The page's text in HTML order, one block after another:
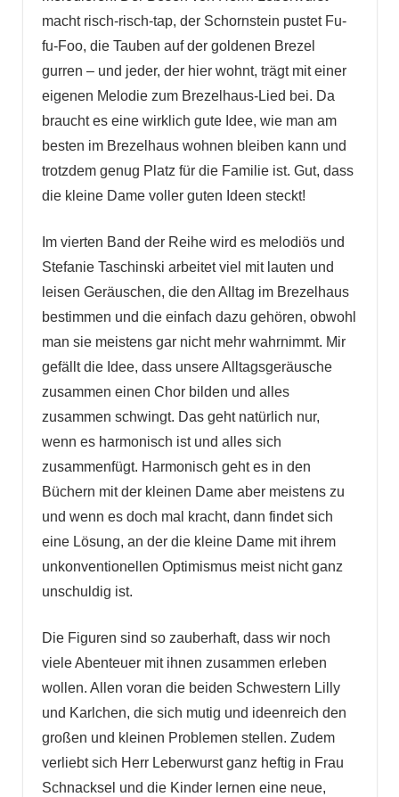
macht risch-risch-tap, der Schornstein pustet Fu-
fu-Foo, die Tauben auf der goldenen Brezel
gurren – und jeder, der hier wohnt, trägt mit einer
eigenen Melodie zum Brezelhaus-Lied bei. Da
braucht es eine wirklich gute Idee, wie man am
besten im Brezelhaus wohnen bleiben kann und
trotzdem genug Platz für die Familie ist. Gut, dass
die kleine Dame voller guten Ideen steckt!
Im vierten Band der Reihe wird es melodiös und
Stefanie Taschinski arbeitet viel mit lauten und
leisen Geräuschen, die den Alltag im Brezelhaus
bestimmen und die einfach dazu gehören, obwohl
man sie meistens gar nicht mehr wahrnimmt. Mir
gefällt die Idee, dass unsere Alltagsgeräusche
zusammen einen Chor bilden und alles
zusammen schwingt. Das geht natürlich nur,
wenn es harmonisch ist und alles sich
zusammenfügt. Harmonisch geht es in den
Büchern mit der kleinen Dame aber meistens zu
und wenn es doch mal kracht, dann findet sich
eine Lösung, an der die kleine Dame mit ihrem
unkonventionellen Optimismus meist nicht ganz
unschuldig ist.
Die Figuren sind so zauberhaft, dass wir noch
viele Abenteuer mit ihnen zusammen erleben
wollen. Allen voran die beiden Schwestern Lilly
und Karlchen, die sich mutig und ideenreich den
großen und kleinen Problemen stellen. Zudem
verliebt sich Herr Leberwurst ganz heftig in Frau
Schnacksel und die Kinder lernen eine neue,